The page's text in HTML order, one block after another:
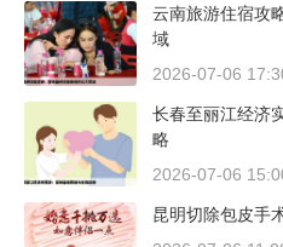
云南旅游住宿攻
域
2026-07-06
长春至丽江经济
略
2026-07-06
昆明切除包皮手